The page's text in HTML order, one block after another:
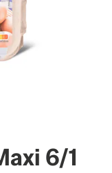
6/1